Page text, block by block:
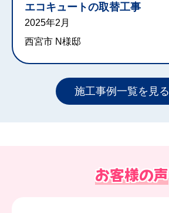
エコキュートの取替工事
2025年2月
西宮市 N様邸
施工事例一覧を見る
お客様の声